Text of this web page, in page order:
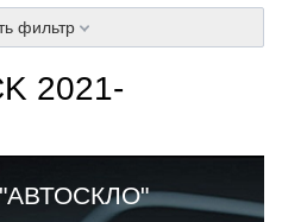
фильтр
2021-